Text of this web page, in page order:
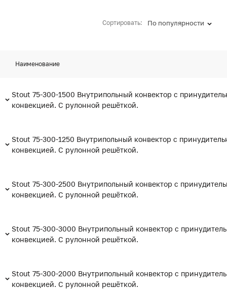
Сортировать: По популярности
Наименование
Stout 75-300-1500 Внутрипольный конвектор с
конвекцией. С рулонной решёткой.
Stout 75-300-1250 Внутрипольный конвектор с
конвекцией. С рулонной решёткой.
Stout 75-300-2500 Внутрипольный конвектор с
конвекцией. С рулонной решёткой.
Stout 75-300-3000 Внутрипольный конвектор с
конвекцией. С рулонной решёткой.
Stout 75-300-2000 Внутрипольный конвектор с
конвекцией. С рулонной решёткой.